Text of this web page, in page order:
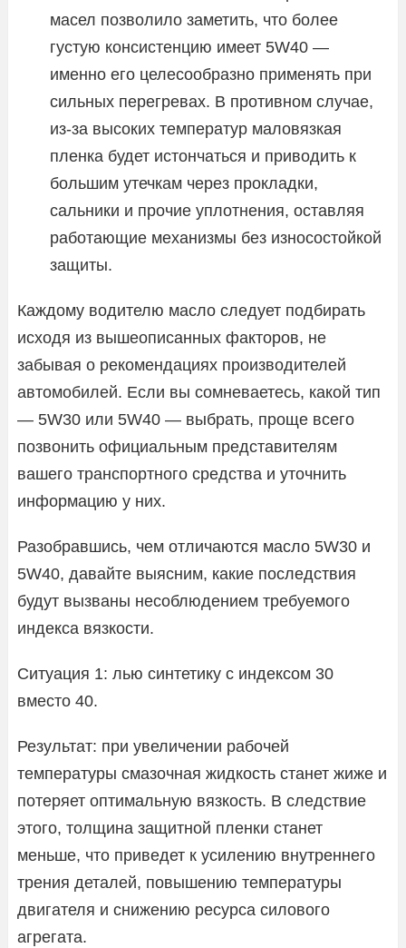
масел позволило заметить, что более
густую консистенцию имеет 5W40 —
именно его целесообразно применять при
сильных перегревах. В противном случае,
из-за высоких температур маловязкая
пленка будет истончаться и приводить к
большим утечкам через прокладки,
сальники и прочие уплотнения, оставляя
работающие механизмы без износостойкой
защиты.
Каждому водителю масло следует подбирать
исходя из вышеописанных факторов, не
забывая о рекомендациях производителей
автомобилей. Если вы сомневаетесь, какой тип
— 5W30 или 5W40 — выбрать, проще всего
позвонить официальным представителям
вашего транспортного средства и уточнить
информацию у них.
Разобравшись, чем отличаются масло 5W30 и
5W40, давайте выясним, какие последствия
будут вызваны несоблюдением требуемого
индекса вязкости.
Ситуация 1: лью синтетику с индексом 30
вместо 40.
Результат: при увеличении рабочей
температуры смазочная жидкость станет жиже и
потеряет оптимальную вязкость. В следствие
этого, толщина защитной пленки станет
меньше, что приведет к усилению внутреннего
трения деталей, повышению температуры
двигателя и снижению ресурса силового
агрегата.